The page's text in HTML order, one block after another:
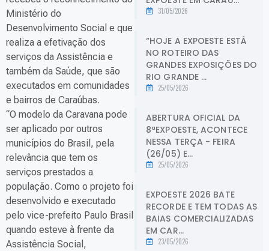
Ministério do
Desenvolvimento Social e que
realiza a efetivação dos
serviços da Assistência e
também da Saúde, que são
executados em comunidades
e bairros de Caraúbas.
“O modelo da Caravana pode
ser aplicado por outros
municípios do Brasil, pela
relevância que tem os
serviços prestados a
população. Como o projeto foi
desenvolvido e executado
pelo vice-prefeito Paulo Brasil
quando esteve à frente da
Assistência Social,
31/05/2026
“HOJE A EXPOESTE ESTÁ
NO ROTEIRO DAS
GRANDES EXPOSIÇÕES DO
RIO GRANDE ...
25/05/2026
ABERTURA OFICIAL DA
8ªEXPOESTE, ACONTECE
NESSA TERÇA - FEIRA
(26/05) E...
25/05/2026
EXPOESTE 2026 BATE
RECORDE E TEM TODAS AS
BAIAS COMERCIALIZADAS
EM CAR...
23/05/2026